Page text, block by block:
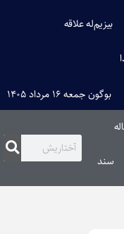
بیزیم‌له علاقه
بوگون جمعه ۱۶ مرداد ۱۴۰۵
سند